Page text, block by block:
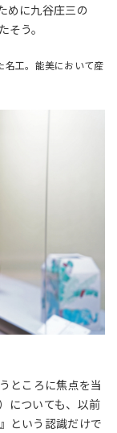
めに九谷庄三の
う。
名工。能美において産
ところに焦点を当
についても、 以前
という認識だけで